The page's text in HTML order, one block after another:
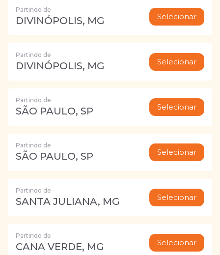
Partindo de
DIVINÓPOLIS, MG Selecionar
Partindo de
DIVINÓPOLIS, MG Selecionar
Partindo de
SÃO PAULO, SP Selecionar
Partindo de
SÃO PAULO, SP Selecionar
Partindo de
SANTA JULIANA, MG Selecionar
Partindo de
CANA VERDE, MG Selecionar